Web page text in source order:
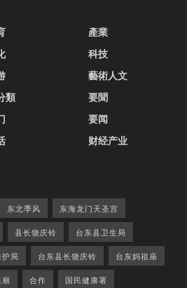
類
產業
科技
藝術人文
要聞
要闻
财经产业
东北季风 东海龙门天圣宫
县长饶庆铃 台东县卫生局
局 台东县长饶庆铃 台东妈祖庙
合作 国民健康署